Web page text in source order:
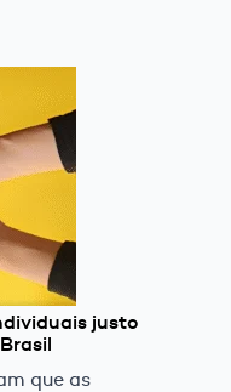
justo
que as